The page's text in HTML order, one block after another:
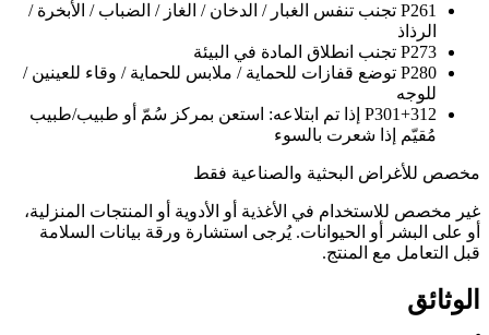
P261 تجنب تنفس الغبار / الدخان / الغاز / الضباب / الأبخرة /
الرذاذ
P273 تجنب انطلاق المادة في البيئة
P280 توضع قفازات للحماية / ملابس للحماية / وقاء للعينين /
للوجه
P301+312 إذا تم ابتلاعه: استعن بمركز سُمّ أو طبيب/طبيب
مُقيّم إذا شعرت بالسوء
مخصص للأغراض البحثية والصناعية فقط
غير مخصص للاستخدام في الأغذية أو الأدوية أو المنتجات المنزلية،
أو على البشر أو الحيوانات. يُرجى استشارة ورقة بيانات السلامة
قبل التعامل مع المنتج.
الوثائق